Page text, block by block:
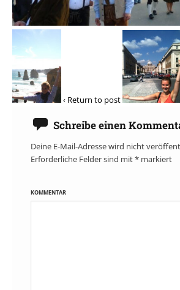
‹ Return to post
Schreibe einen
Deine E-Mail-Adresse wird nicht
Erforderliche Felder sind mit* markiert
KOMMENTAR